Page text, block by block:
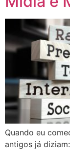
Quando eu
antigos já